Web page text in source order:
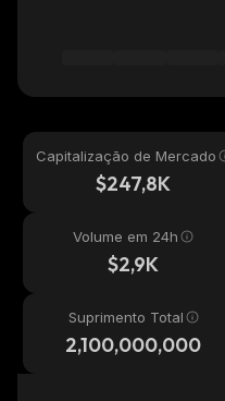
Capitalização de Mercado
$247,8K
Volume em 24h
$2,9K
Suprimento Total
2,100,000,000